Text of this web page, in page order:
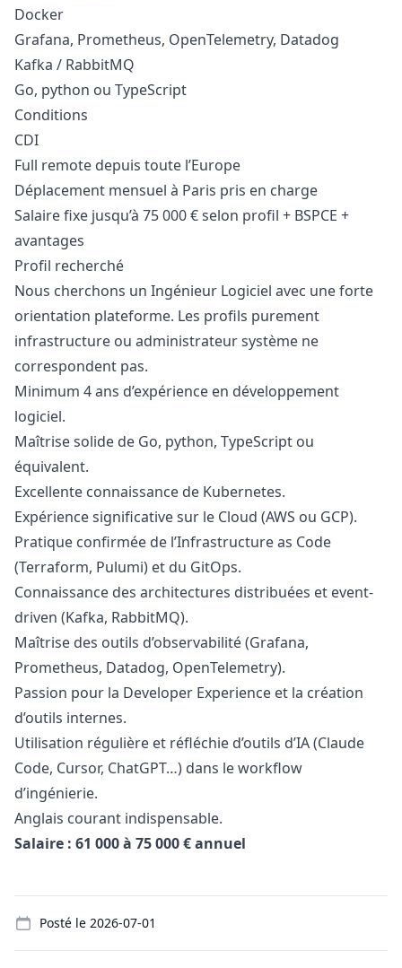
Docker
Grafana, Prometheus, OpenTelemetry, Datadog
Kafka / RabbitMQ
Go, python ou TypeScript
Conditions
CDI
Full remote depuis toute l’Europe
Déplacement mensuel à Paris pris en charge
Salaire fixe jusqu’à 75 000 € selon profil + BSPCE +
avantages
Profil recherché
Nous cherchons un Ingénieur Logiciel avec une forte
orientation plateforme. Les profils purement
infrastructure ou administrateur système ne
correspondent pas.
Minimum 4 ans d’expérience en développement
logiciel.
Maîtrise solide de Go, python, TypeScript ou
équivalent.
Excellente connaissance de Kubernetes.
Expérience significative sur le Cloud (AWS ou GCP).
Pratique confirmée de l’Infrastructure as Code
(Terraform, Pulumi) et du GitOps.
Connaissance des architectures distribuées et event-
driven (Kafka, RabbitMQ).
Maîtrise des outils d’observabilité (Grafana,
Prometheus, Datadog, OpenTelemetry).
Passion pour la Developer Experience et la création
d’outils internes.
Utilisation régulière et réfléchie d’outils d’IA (Claude
Code, Cursor, ChatGPT…) dans le workflow
d’ingénierie.
Anglais courant indispensable.
Salaire : 61 000 à 75 000 € annuel
Posté le 2026-07-01